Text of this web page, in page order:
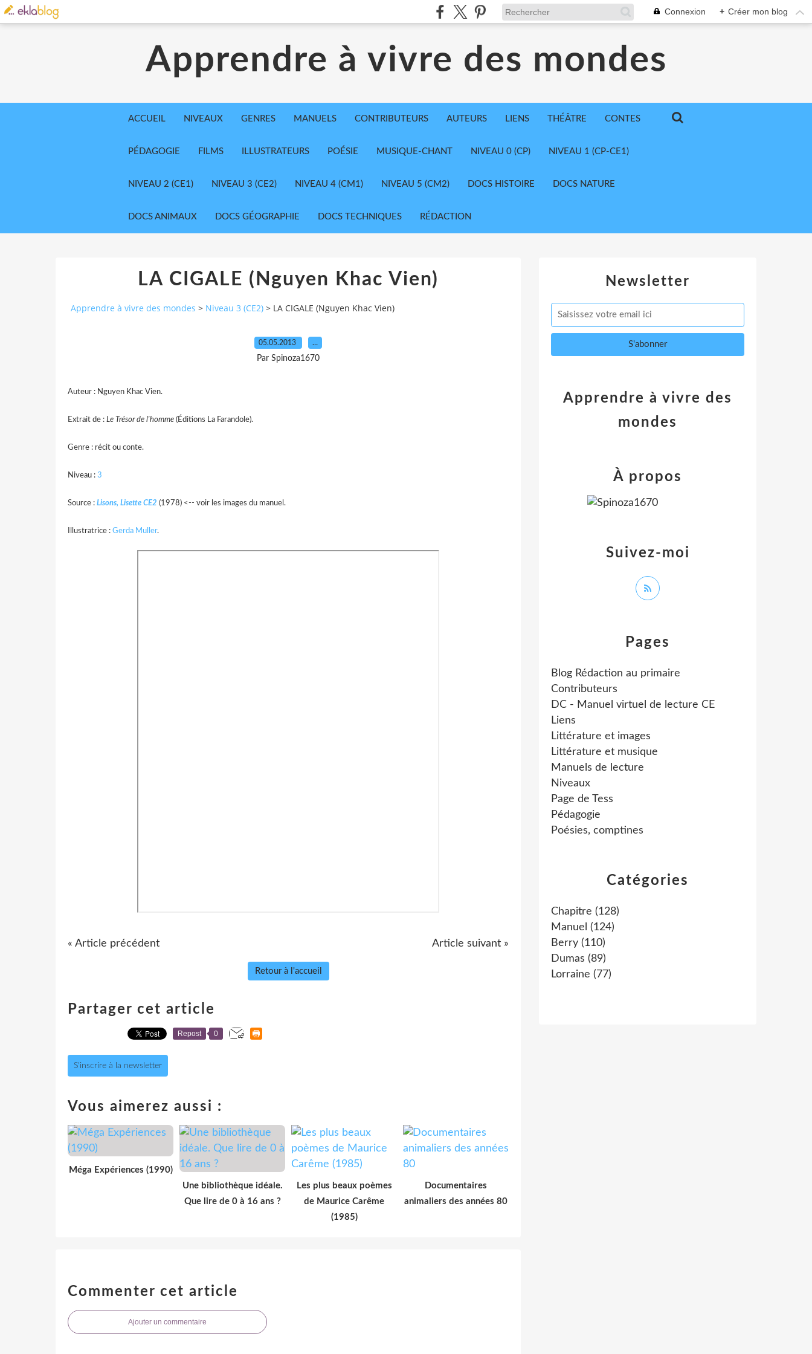
Connexion + Créer mon blog
Apprendre à vivre des mondes
ACCUEIL NIVEAUX GENRES MANUELS CONTRIBUTEURS AUTEURS LIENS THÉÂTRE CONTES
PÉDAGOGIE FILMS ILLUSTRATEURS POÉSIE MUSIQUE-CHANT NIVEAU 0 (CP) NIVEAU 1 (CP-CE1)
NIVEAU 2 (CE1) NIVEAU 3 (CE2) NIVEAU 4 (CM1) NIVEAU 5 (CM2) DOCS HISTOIRE DOCS NATURE
DOCS ANIMAUX DOCS GÉOGRAPHIE DOCS TECHNIQUES RÉDACTION
LA CIGALE (Nguyen Khac Vien)
Apprendre à vivre des mondes > Niveau 3 (CE2) > LA CIGALE (Nguyen Khac Vien)
05.05.2013 …
Par Spinoza1670
Auteur : Nguyen Khac Vien.
Extrait de : Le Trésor de l'homme (Éditions La Farandole).
Genre : récit ou conte.
Niveau : 3
Source : Lisons, Lisette CE2 (1978) <-- voir les images du manuel.
Illustratrice : Gerda Muller.
« Article précédent Article suivant »
Retour à l'accueil
Partager cet article
Repost 0
S'inscrire à la newsletter
Vous aimerez aussi :
Méga Expériences (1990)
Une bibliothèque idéale.
Que lire de 0 à 16 ans ?
Les plus beaux poèmes
de Maurice Carême
(1985)
Documentaires
animaliers des années 80
Commenter cet article
Ajouter un commentaire
Newsletter
Catégories
Chapitre (128)
Manuel (124)
Berry (110)
Dumas (89)
Lorraine (77)
Pages
Blog Rédaction au primaire
Contributeurs
DC - Manuel virtuel de lecture CE
Liens
Littérature et images
Littérature et musique
Manuels de lecture
Niveaux
Page de Tess
Pédagogie
Poésies, comptines
Apprendre à vivre des
mondes
Suivez-moi
À propos